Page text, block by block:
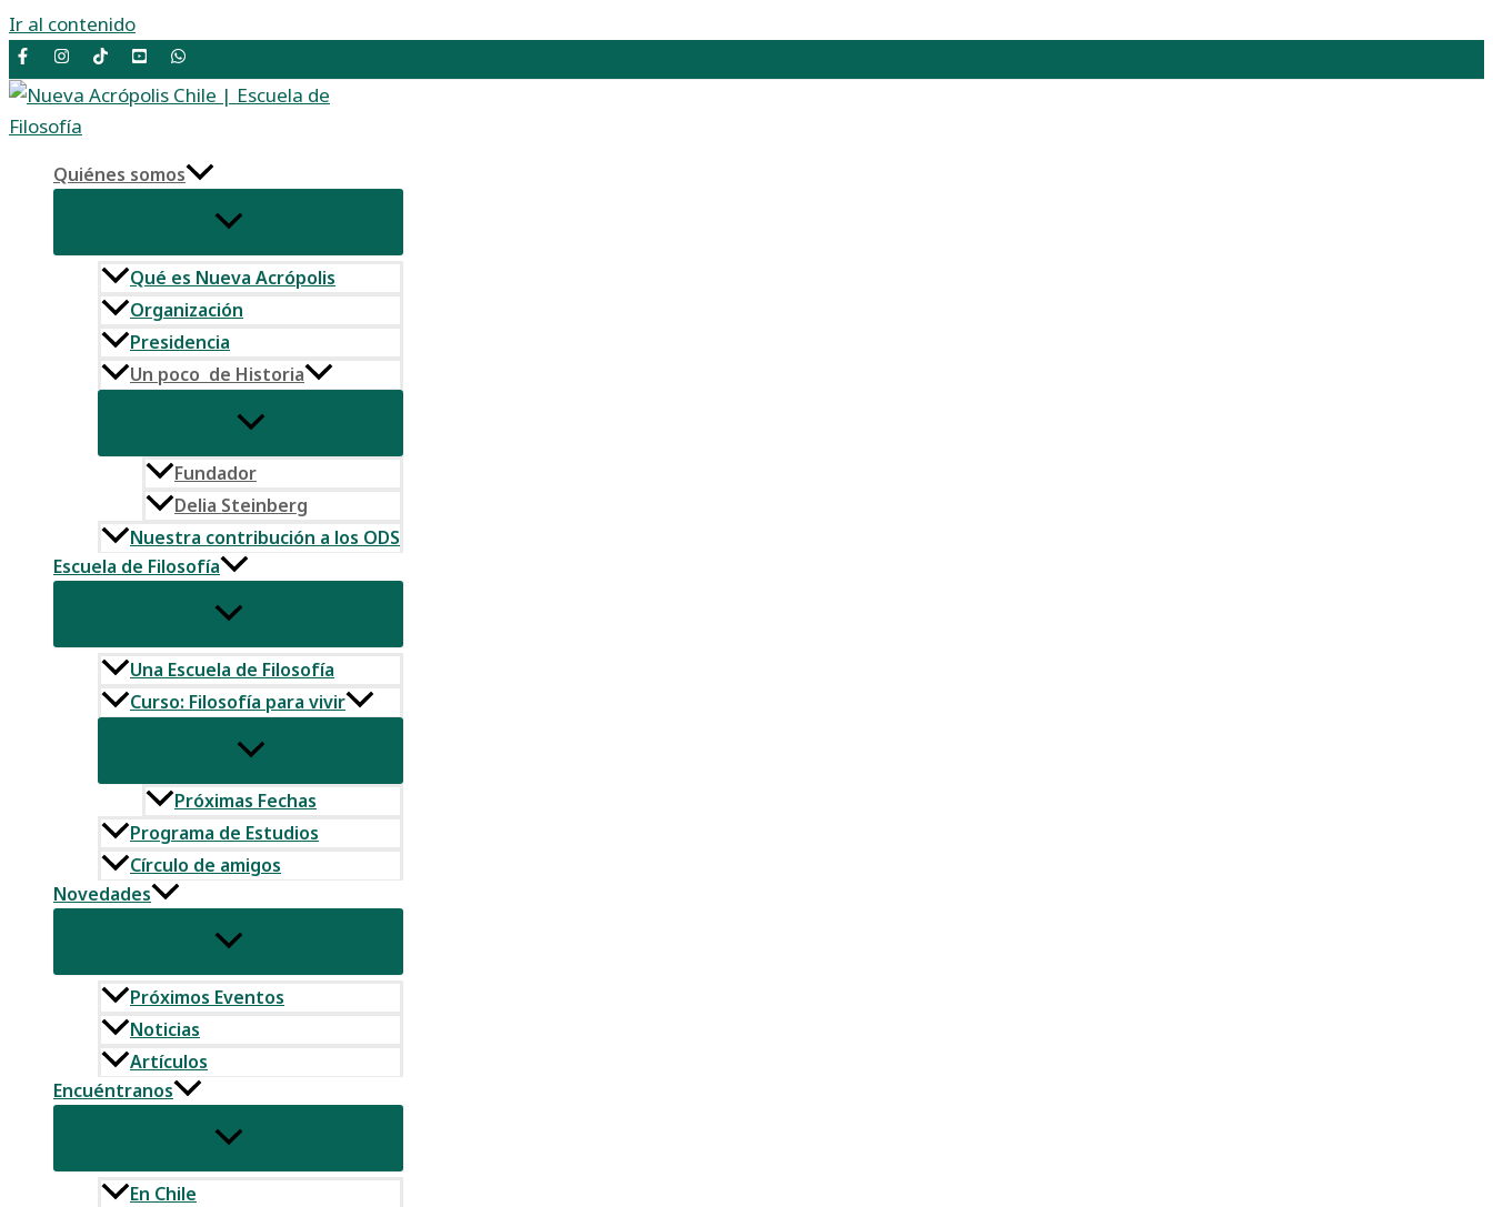
Ir al contenido
Quiénes somos
Qué es Nueva Acrópolis
Organización
Presidencia
Un poco de Historia
Fundador
Delia Steinberg
Nuestra contribución a los ODS
Escuela de Filosofía
Una Escuela de Filosofía
Curso: Filosofía para vivir
Próximas Fechas
Programa de Estudios
Círculo de amigos
Novedades
Próximos Eventos
Noticias
Artículos
Encuéntranos
En Chile